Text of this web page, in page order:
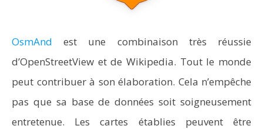
OsmAnd est une combinaison très réussie
d’OpenStreetView et de Wikipedia. Tout le monde
peut contribuer à son élaboration. Cela n’empêche
pas que sa base de données soit soigneusement
entretenue. Les cartes établies peuvent être